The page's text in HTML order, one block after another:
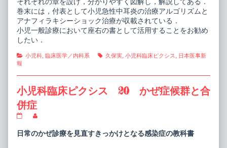
それぞれの章を設け，分かりやすく図解し，解説してある．
巻末には，付表として小児急性中耳炎の治療アルゴリズムと
アナフィラキシーショック治療が収載されている．
小児一般診療において座右の書として活用することをお勧め
したい．
Categories
小児科, 臨床医学／内科系 Tags
久保実, 小児科臨床ピクシス, 日本医事新
報
小児科臨床ピクシス 20 かぜ症候群と合
併症
科
臨
posts
by
日常のかぜ診療を見直すきっかけとなる感染症の教科書